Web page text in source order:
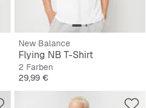
New Balance
Flying NB T-Shirt
2 Farben
Preis
29,99 €